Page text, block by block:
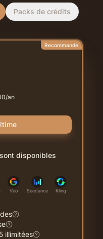
Packs de crédits
Recommandé
/an
disponibles
Veo Seedance Kling
illimitées